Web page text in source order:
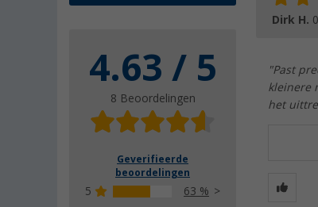
4.63 / 5
8 Beoordelingen
Geverifieerde
beoordelingen
5
63 %
Dirk H.
"Past
kleinere
het